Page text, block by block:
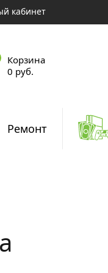
кабинет
Корзина
0 руб.
Ремонт